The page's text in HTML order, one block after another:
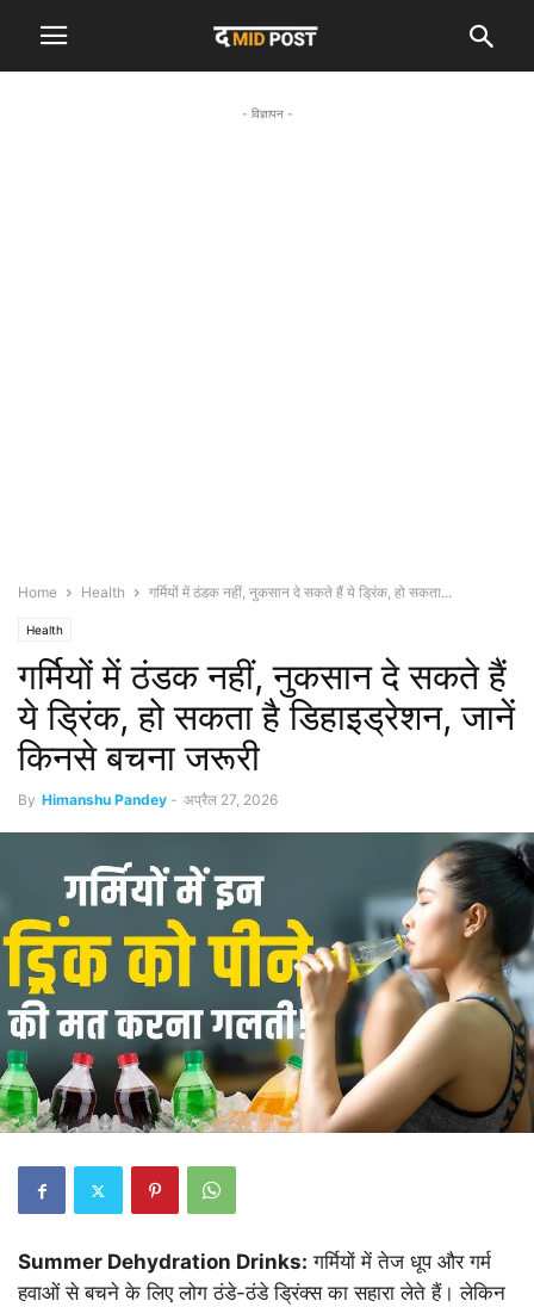
- विज्ञापन -
Home Health गर्मियों में ठंडक नहीं, नुकसान दे सकते हैं ये ड्रिंक, हो सकता...
Health
गर्मियों में ठंडक नहीं, नुकसान दे सकते हैं
ये ड्रिंक, हो सकता है डिहाइड्रेशन, जानें
किनसे बचना जरूरी
By Himanshu Pandey - अप्रैल 27, 2026
Summer Dehydration Drinks: गर्मियों में तेज धूप और गर्म
हवाओं से बचने के लिए लोग ठंडे-ठंडे ड्रिंक्स का सहारा लेते हैं। लेकिन